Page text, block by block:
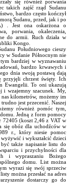
się również porwania
takich zajść rząd Sudanu
bardzo często kończył
Sudanu, przed, jak i po
. Jest ona oskarżona o
porwania, okaleczenia,
do armii. Ruch działa w
Kongo.
Południowego cieszy
w Sudanie Północnym nie
bardziej w wyznawaniu
bardzo krwawych i
dnia swoją postawą dają
przyjęli chrzest święty. Ich
Ewangelii. To oni ukazują
i wzajemny szacunek. My,
kilometrów, możemy im
jest przecenić. Naszej
również pomóc tym,
Jedną z form pomocy
72405 (koszt 2,46 z VAT w
się obóz dla uchodźców w
r., który niesie pomoc
i wykształcić dzieci
także napisanie listu do
i przychylności dla
i wypraszaniu Bożego
domu. List można
wyrazi się swój sprzeciw
można przesłać na adres
dostarczy go do